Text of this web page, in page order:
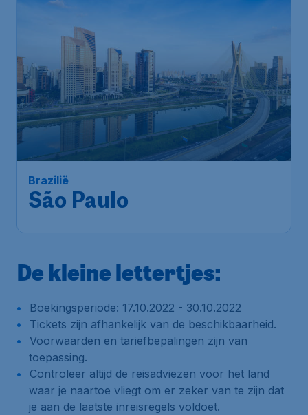
Brazilië
São Paulo
De kleine lettertjes:
Boekingsperiode: 17.10.2022 - 30.10.2022
Tickets zijn afhankelijk van de beschikbaarheid.
Voorwaarden en tariefbepalingen zijn van
toepassing.
Controleer altijd de reisadviezen voor het land
waar je naartoe vliegt om er zeker van te zijn dat
je aan de laatste inreisregels voldoet.